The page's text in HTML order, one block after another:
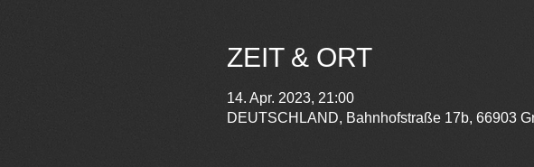
ZEIT & ORT
14. Apr. 2023, 21:00
DEUTSCHLAND, Bahnhofstraße 17b, 66903